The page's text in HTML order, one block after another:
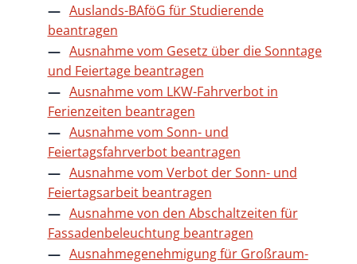
Auslands-BAföG für Studierende
beantragen
Ausnahme vom Gesetz über die Sonntage
und Feiertage beantragen
Ausnahme vom LKW-Fahrverbot in
Ferienzeiten beantragen
Ausnahme vom Sonn- und
Feiertagsfahrverbot beantragen
Ausnahme vom Verbot der Sonn- und
Feiertagsarbeit beantragen
Ausnahme von den Abschaltzeiten für
Fassadenbeleuchtung beantragen
Ausnahmegenehmigung für Großraum-